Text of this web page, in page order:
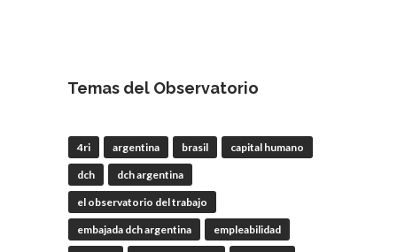
#LaBancariarechazó la reforma de
la Carta Orgánica del#BCRA
RT@lanotadigital@La_Bancaria
Temas del Observatorio
4ri argentina brasil capital humano
dch dch argentina
el observatorio del trabajo
embajada dch argentina empleabilidad